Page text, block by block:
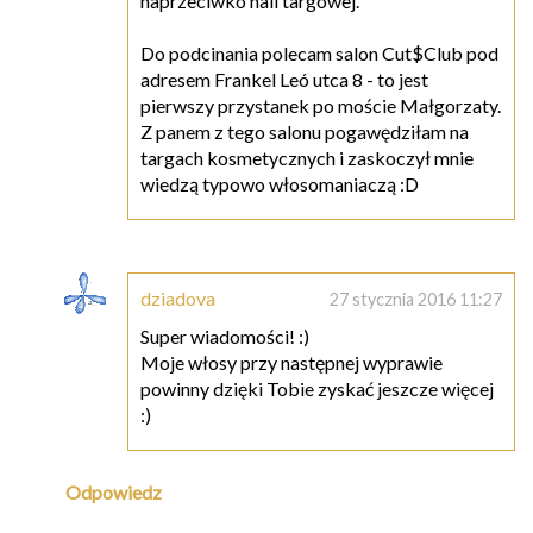
Do podcinania polecam salon Cut$Club pod
adresem Frankel Leó utca 8 - to jest
pierwszy przystanek po moście Małgorzaty.
Z panem z tego salonu pogawędziłam na
targach kosmetycznych i zaskoczył mnie
wiedzą typowo włosomaniaczą :D
dziadova 27 stycznia 2016 11:27
Super wiadomości! :)
Moje włosy przy następnej wyprawie
powinny dzięki Tobie zyskać jeszcze więcej
:)
Odpowiedz